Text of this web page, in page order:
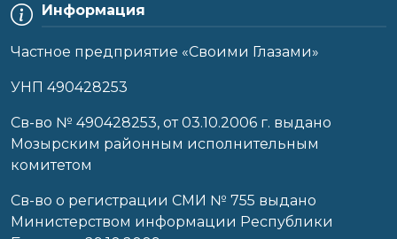
Информация
Частное предприятие «Своими Глазами»
УНП 490428253
Cв-во № 490428253, от 03.10.2006 г. выдано
Мозырским районным исполнительным
комитетом
Св-во о регистрации СМИ № 755 выдано
Министерством информации Республики